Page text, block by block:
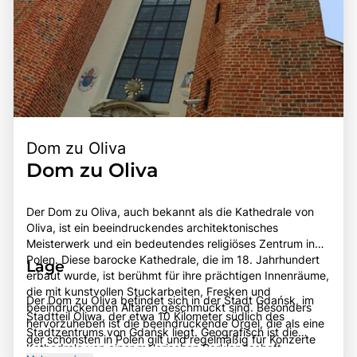
Dom zu Oliva
Dom zu Oliva
Der Dom zu Oliva, auch bekannt als die Kathedrale von
Oliva, ist ein beeindruckendes architektonisches
Meisterwerk und ein bedeutendes religiöses Zentrum in
Polen. Diese barocke Kathedrale, die im 18. Jahrhundert
erbaut wurde, ist berühmt für ihre prächtigen Innenräume,
die mit kunstvollen Stuckarbeiten, Fresken und
beeindruckenden Altären geschmückt sind. Besonders
hervorzuheben ist die beeindruckende Orgel, die als eine
der schönsten in Polen gilt und regelmäßig für Konzerte
Lage
Der Dom zu Oliva befindet sich in der Stadt Gdańsk, im
Stadtteil Oliwa, der etwa 10 Kilometer südlich des
Stadtzentrums von Gdańsk liegt. Geografisch ist die
Kathedrale von einer malerischen Parklandschaft